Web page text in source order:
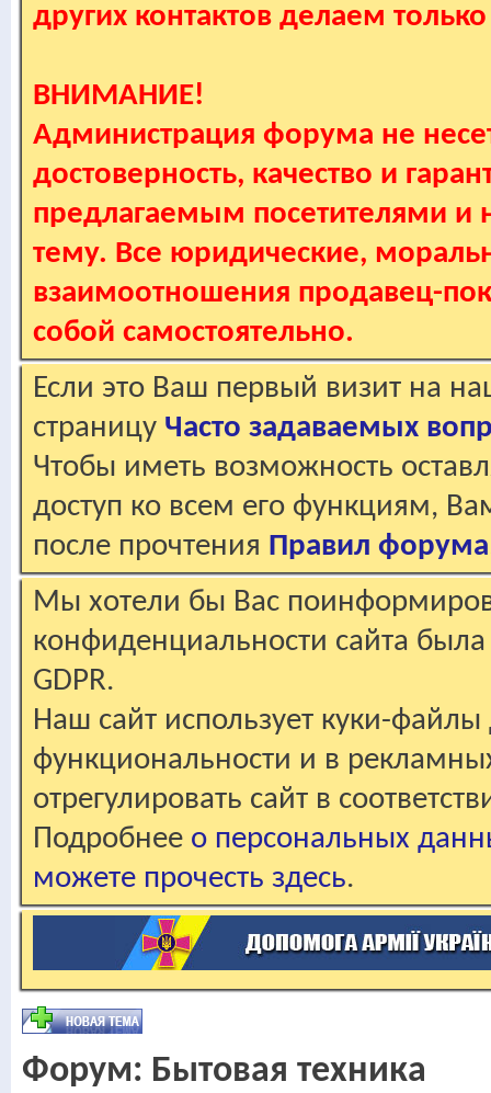
других контактов делаем
ВНИМАНИЕ!
Администрация форума не
достоверность, качество и
предлагаемым посетителями и
тему. Все юридические,
взаимоотношения продавец-
собой самостоятельно.
Если это Ваш первый визит на
страницу Часто задаваемых
Чтобы иметь возможность
доступ ко всем его функциям,
после прочтения Правил форума
Мы хотели бы Вас
конфиденциальности сайта
GDPR.
Наш сайт использует куки-файлы
функциональности и в
отрегулировать сайт в
Подробнее о персональных
можете прочесть здесь.
Форум: Бытовая техника